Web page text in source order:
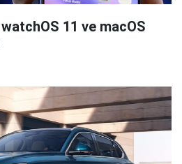
11 ve macOS